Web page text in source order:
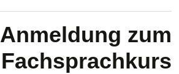
Anmeldung zum
Fachsprachkurs